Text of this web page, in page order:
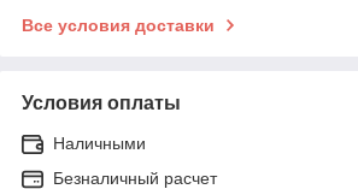
Все условия доставки
Условия оплаты
Наличными
Безналичный расчет